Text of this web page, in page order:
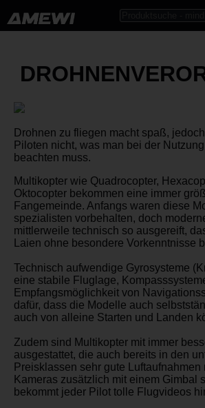
Drohnen zu fliegen macht spaß,
Piloten nicht, was man bei der
beachten muss.
Multikopter wie Quadrocopter,
Oktocopter bekommen eine immer
Fangemeinde. Anfangs waren diese
spezialisten vorbehalten, doch
mittlerweile technisch so ausgereift,
Laien ohne besondere Vorkenntnisse
Technisch aufwendige Gyrosysteme
eine stabile Fluglage,
Empfangsmöglichkeit von
dafür, dass die Modelle auch
auch von alleine Starten und Landen
Zudem sind Multikopter mit immer
ausgestattet, die auch bereits in den
Preisklassen sehr gute
Kameras zusätzlich mit einem Gimbal
bekommt jeder Pilot tolle Flugvideos